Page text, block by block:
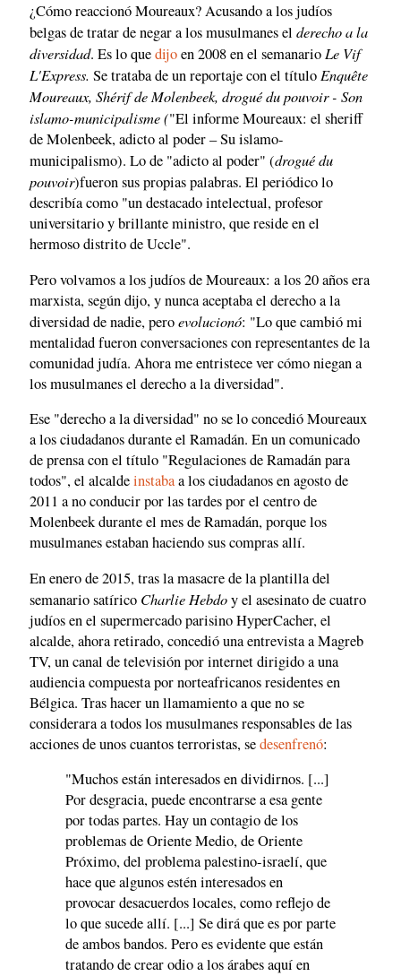
¿Cómo reaccionó Moureaux? Acusando a los judíos
belgas de tratar de negar a los musulmanes el derecho a la
diversidad. Es lo quedijoen 2008 en el semanario Le Vif
L'Express. Se trataba de un reportaje con el título Enquête
Moureaux, Shérif de Molenbeek, drogué du pouvoir - Son
islamo-municipalisme ("El informe Moureaux: el sheriff
de Molenbeek, adicto al poder – Su islamo-
municipalismo). Lo de "adicto al poder" (drogué du
pouvoir)fueron sus propias palabras. El periódico lo
describía como "un destacado intelectual, profesor
universitario y brillante ministro, que reside en el
hermoso distrito de Uccle".
Pero volvamos a los judíos de Moureaux: a los 20 años era
marxista, según dijo, y nunca aceptaba el derecho a la
diversidad de nadie, peroevolucionó: "Lo que cambió mi
mentalidad fueron conversaciones con representantes de la
comunidad judía. Ahora me entristece ver cómo niegan a
los musulmanes el derecho a la diversidad".
Ese "derecho a la diversidad" no se lo concedió Moureaux
a los ciudadanos durante el Ramadán. En un comunicado
de prensa con el título "Regulaciones de Ramadán para
todos", el alcaldeinstabaa los ciudadanos en agosto de
2011 a no conducir por las tardes por el centro de
Molenbeek durante el mes de Ramadán, porque los
musulmanes estaban haciendo sus compras allí.
En enero de 2015, tras la masacre de la plantilla del
semanario satírico Charlie Hebdoy el asesinato de cuatro
judíos en el supermercado parisino HyperCacher, el
alcalde, ahora retirado, concedió una entrevista a Magreb
TV, un canal de televisión por internet dirigido a una
audiencia compuesta por norteafricanos residentes en
Bélgica. Tras hacer un llamamiento a que no se
considerara a todos los musulmanes responsables de las
acciones de unos cuantos terroristas, sedesenfrenó:
"Muchos están interesados en dividirnos. [...]
Por desgracia, puede encontrarse a esa gente
por todas partes. Hay un contagio de los
problemas de Oriente Medio, de Oriente
Próximo, del problema palestino-israelí, que
hace que algunos estén interesados en
provocar desacuerdos locales, como reflejo de
lo que sucede allí. [...] Se dirá que es por parte
de ambos bandos. Pero es evidente que están
tratando de crear odio a los árabes aquí en